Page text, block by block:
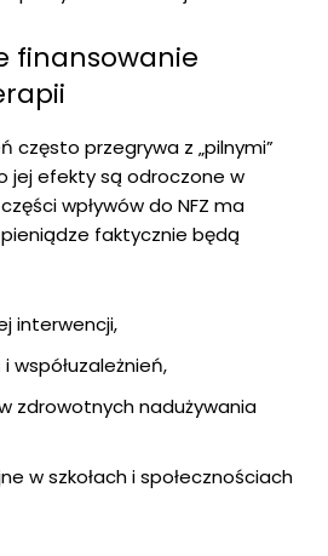
finansowanie
często przegrywa z „pilnymi”
jej efekty są odroczone w
wpływów do NFZ ma
faktycznie będą
interwencji,
współuzależnień,
zdrowotnych nadużywania
w szkołach i społecznościach